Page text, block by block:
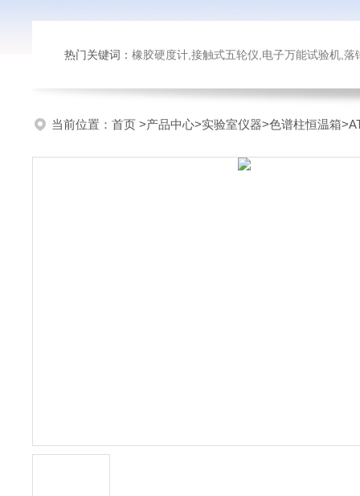
热门关键词： 橡胶硬度计,接触式五轮仪,电子万能试验机,落锤冲击试验机,数显
当前位置： 首页 >产品中心>实验室仪器>色谱柱恒温箱